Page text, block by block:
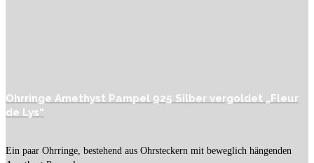
Ohrringe Amethyst Pampel 925 Silber vergoldet „Fleur
de Lys“
Ein paar Ohrringe, bestehend aus Ohrsteckern mit beweglich hängenden